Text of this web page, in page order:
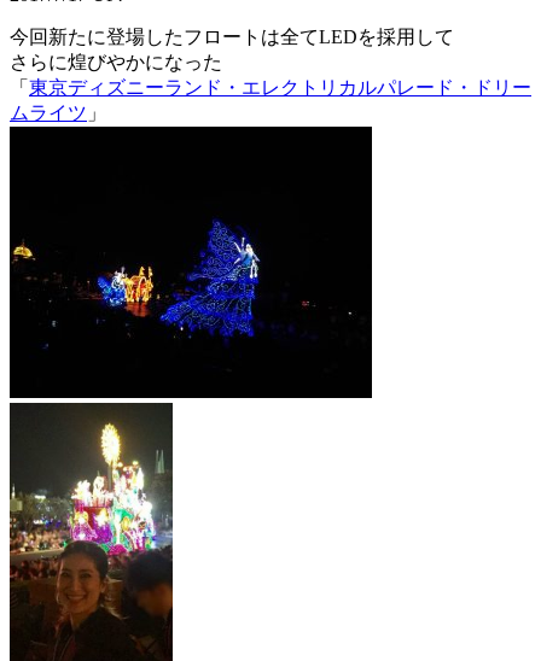
今回新たに登場したフロートは全てLEDを採用して
さらに煌びやかになった
「 東京ディズニーランド・エレクトリカルパレード・ドリー
ムライツ 」